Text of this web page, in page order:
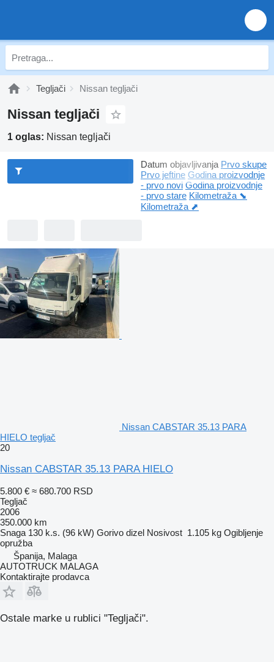
Tegljači Nissan tegljači
Nissan tegljači
1 oglas: Nissan tegljači
Datum objavljivanja Prvo skupe
Prvo jeftine Godina proizvodnje
- prvo novi Godina proizvodnje
- prvo stare Kilometraža ⬊
Kilometraža ⬈
Nissan CABSTAR 35.13 PARA
HIELO tegljač
20
Nissan CABSTAR 35.13 PARA HIELO
5.800 € ≈ 680.700 RSD
Tegljač
2006
350.000 km
Snaga 130 k.s. (96 kW) Gorivo dizel Nosivost 1.105 kg Ogibljenje
opružba
Španija, Malaga
AUTOTRUCK MALAGA
Kontaktirajte prodavca
Ostale marke u rublici "Tegljači".